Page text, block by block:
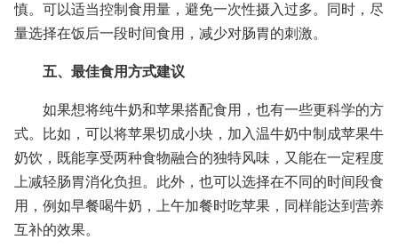
慎。可以适当控制食用量，避免一次性摄入过多。同时，尽
量选择在饭后一段时间食用，减少对肠胃的刺激。
五、最佳食用方式建议
如果想将纯牛奶和苹果搭配食用，也有一些更科学的方
式。比如，可以将苹果切成小块，加入温牛奶中制成苹果牛
奶饮，既能享受两种食物融合的独特风味，又能在一定程度
上减轻肠胃消化负担。此外，也可以选择在不同的时间段食
用，例如早餐喝牛奶，上午加餐时吃苹果，同样能达到营养
互补的效果。